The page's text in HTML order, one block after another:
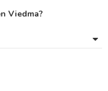
Viedma?